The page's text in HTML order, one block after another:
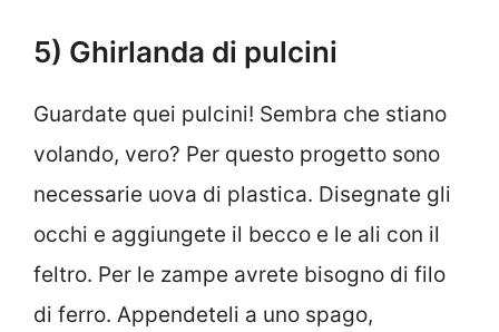
5) Ghirlanda di pulcini
Guardate quei pulcini! Sembra che stiano
volando, vero? Per questo progetto sono
necessarie uova di plastica. Disegnate gli
occhi e aggiungete il becco e le ali con il
feltro. Per le zampe avrete bisogno di filo
di ferro. Appendeteli a uno spago,